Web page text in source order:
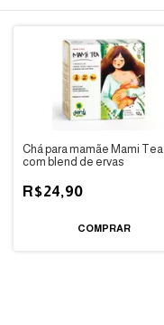
Chá para mamãe Mami Tea
com blend de ervas
R$24,90